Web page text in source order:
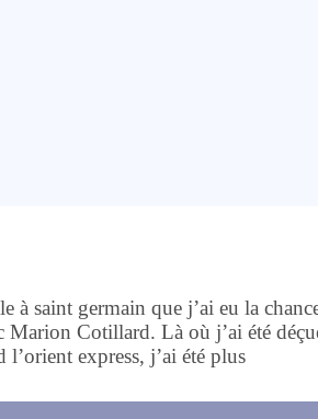
à saint germain que j’ai eu la
Cotillard. Là où j’ai été
express, j’ai été plus